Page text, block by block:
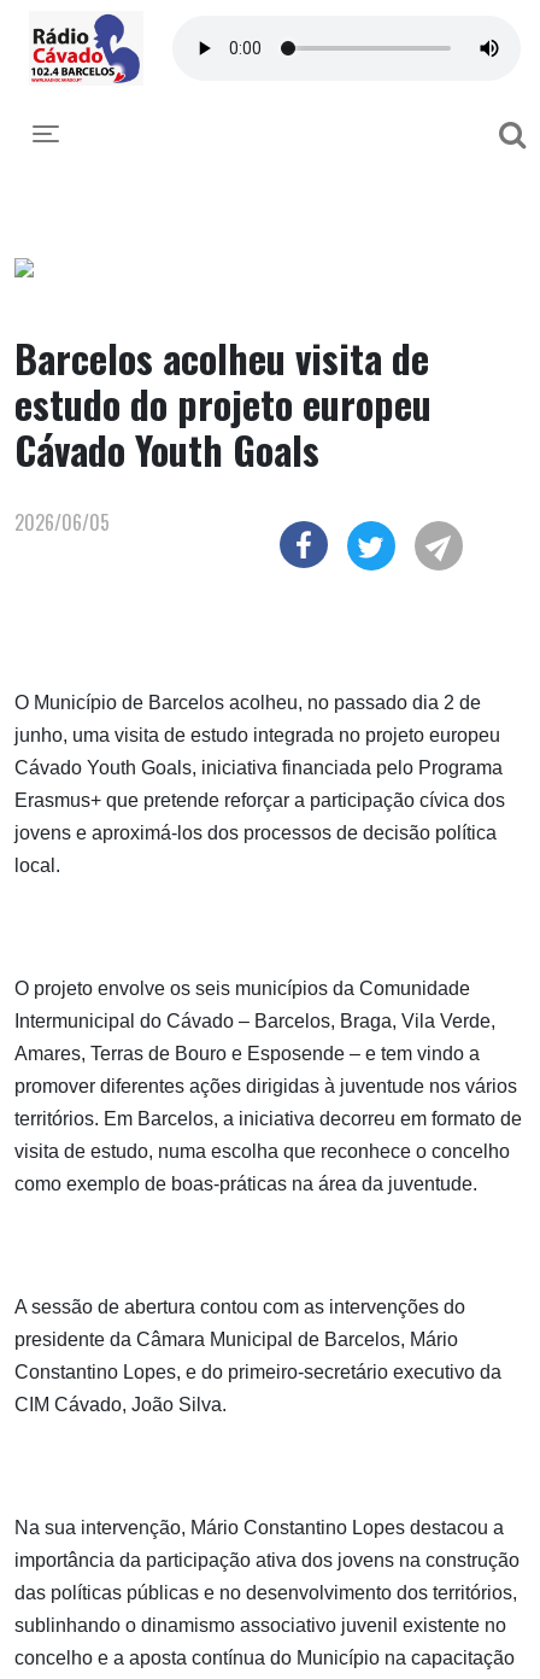
Toggle navigation
Barcelos acolheu visita de
estudo do projeto europeu
Cávado Youth Goals
2026/06/05
O Município de Barcelos acolheu, no passado dia 2 de
junho, uma visita de estudo integrada no projeto europeu
Cávado Youth Goals, iniciativa financiada pelo Programa
Erasmus+ que pretende reforçar a participação cívica dos
jovens e aproximá-los dos processos de decisão política
local.
O projeto envolve os seis municípios da Comunidade
Intermunicipal do Cávado – Barcelos, Braga, Vila Verde,
Amares, Terras de Bouro e Esposende – e tem vindo a
promover diferentes ações dirigidas à juventude nos vários
territórios. Em Barcelos, a iniciativa decorreu em formato de
visita de estudo, numa escolha que reconhece o concelho
como exemplo de boas-práticas na área da juventude.
A sessão de abertura contou com as intervenções do
presidente da Câmara Municipal de Barcelos, Mário
Constantino Lopes, e do primeiro-secretário executivo da
CIM Cávado, João Silva.
Na sua intervenção, Mário Constantino Lopes destacou a
importância da participação ativa dos jovens na construção
das políticas públicas e no desenvolvimento dos territórios,
sublinhando o dinamismo associativo juvenil existente no
concelho e a aposta contínua do Município na capacitação